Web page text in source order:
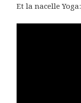
Et la nacelle Yoga: